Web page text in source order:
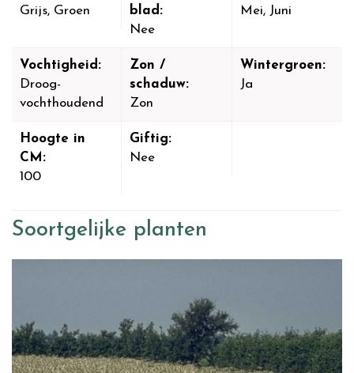
Grijs, Groen
blad:
Nee
Mei, Juni
Vochtigheid:
Droog-
vochthoudend
Zon /
schaduw:
Zon
Wintergroen:
Ja
Hoogte in
CM:
100
Giftig:
Nee
Soortgelijke planten